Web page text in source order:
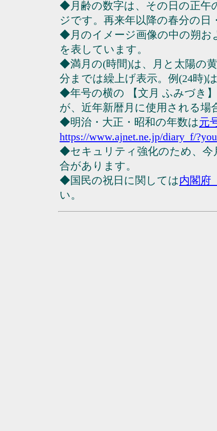
◆月齢の数字は、その日の正午
ジです。再来年以降の春分の日
◆月のイメージ画像の中の朔
を表しています。
◆満月の(時間)は、月と太陽の
分までは繰上げ表示。例(24時)
◆年号の横の 【文月 ふみづき
が、近年新暦月に使用される場
◆明治・大正・昭和の年数は元
https://www.ajnet.ne.jp/diary_f/
◆セキュリティ強化のため、今
合があります。
◆国民の祝日に関しては内閣府
い。